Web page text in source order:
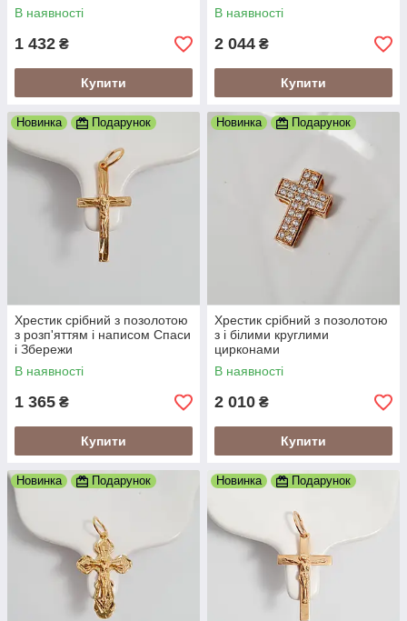
В наявності
1 432 ₴
Купити
В наявності
2 044 ₴
Купити
Новинка Подарунок
Хрестик срібний з позолотою
з розп'яттям і написом Спаси
і Збережи
В наявності
1 365 ₴
Купити
Новинка Подарунок
Хрестик срібний з позолотою
з і білими круглими
цирконами
В наявності
2 010 ₴
Купити
Новинка Подарунок Новинка Подарунок